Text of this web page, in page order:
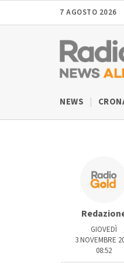
7 AGOSTO 2026
NEWS
GIOVEDÌ
3 NOVEMBRE
08:52